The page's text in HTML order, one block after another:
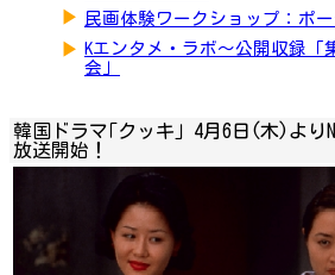
▶ 民画体験ワークショップ：ポ
▶ Kエンタメ・ラボ～公開収録「
会」
韓国ドラマ｢クッキ｣ 4月6日(木)より
放送開始！